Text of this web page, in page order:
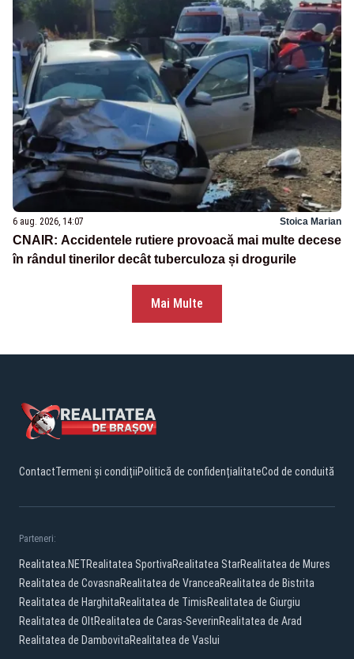
6 aug. 2026, 14:07 Stoica Marian
CNAIR: Accidentele rutiere provoacă mai multe decese
în rândul tinerilor decât tuberculoza și drogurile
Mai Multe
ContactTermeni și condițiiPolitică de confidențialitateCod de conduită
Parteneri:
Realitatea.NETRealitatea SportivaRealitatea StarRealitatea de Mures
Realitatea de CovasnaRealitatea de VranceaRealitatea de Bistrita
Realitatea de HarghitaRealitatea de TimisRealitatea de Giurgiu
Realitatea de OltRealitatea de Caras-SeverinRealitatea de Arad
Realitatea de DambovitaRealitatea de Vaslui